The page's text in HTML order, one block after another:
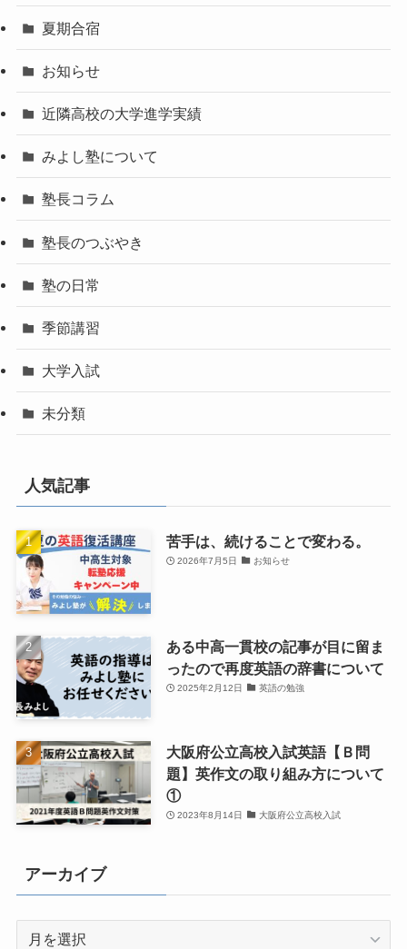
夏期合宿
お知らせ
近隣高校の大学進学実績
みよし塾について
塾長コラム
塾長のつぶやき
塾の日常
季節講習
大学入試
未分類
人気記事
苦手は、続けることで変わる。
2026年7月5日 お知らせ
ある中高一貫校の記事が目に留ま
ったので再度英語の辞書について
2025年2月12日 英語の勉強
大阪府公立高校入試英語【Ｂ問
題】英作文の取り組み方について
①
2023年8月14日 大阪府公立高校入試
アーカイブ